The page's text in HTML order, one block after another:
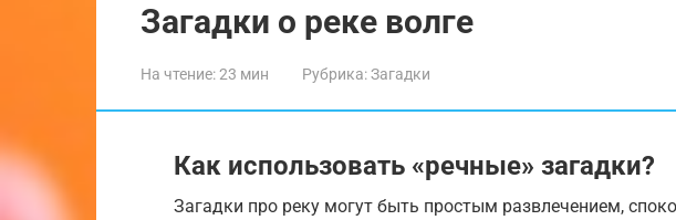
Загадки о реке волге
На чтение:23 мин Рубрика:Загадки
Как использовать «речные» загадки?
Загадки про реку могут быть простым развлечением,